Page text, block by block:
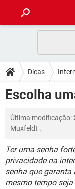
CELULAR
OUTLOOK
GUIA DE COMPRAS
DICAS
JOGOS
CELULAR
OUTLOOK
GUIA DE COMPRAS
DOWNLOADS
CELULAR
INSTAGRAM
GUIA DE COMPRAS
FÓRUM
CELULAR
OUTLOOK
INSTAGRAM
JOGOS
CELULAR
Dicas
Escolha
Última modificação:
Muxfeldt .
Ter uma senha
privacidade na
senha que garanta
mesmo tempo